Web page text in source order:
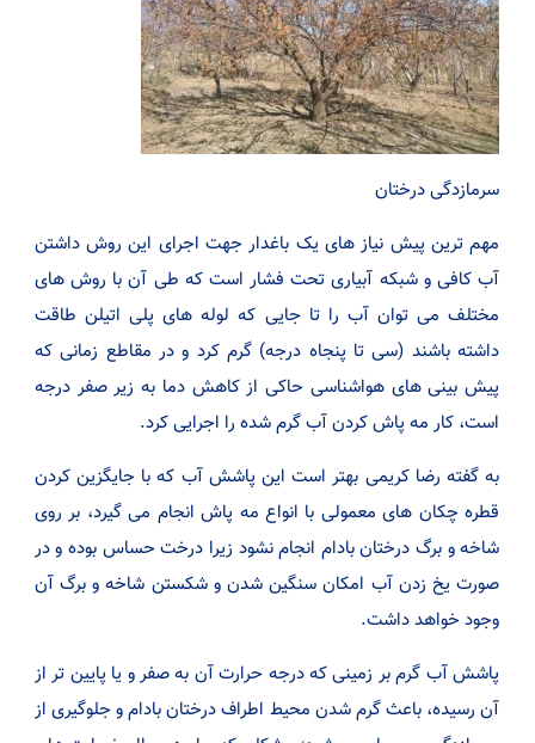
سرمازدگی درختان
مهم ترین پیش نیاز های یک باغدار جهت اجرای این روش داشتن
آب کافی و شبکه آبیاری تحت فشار است که طی آن با روش های
مختلف می توان آب را تا جایی که لوله های پلی اتیلن طاقت
داشته باشند (سی تا پنجاه درجه) گرم کرد و در مقاطع زمانی که
پیش بینی های هواشناسی حاکی از کاهش دما به زیر صفر درجه
است، کار مه پاش کردن آب گرم شده را اجرایی کرد.
به گفته رضا کریمی بهتر است این پاشش آب که با جایگزین کردن
قطره چکان های معمولی با انواع مه پاش انجام می گیرد، بر روی
شاخه و برگ درختان بادام انجام نشود زیرا درخت حساس بوده و در
صورت یخ زدن آب امکان سنگین شدن و شکستن شاخه و برگ آن
وجود خواهد داشت.
پاشش آب گرم بر زمینی که درجه حرارت آن به صفر و یا پایین تر از
آن رسیده، باعث گرم شدن محیط اطراف درختان بادام و جلوگیری از